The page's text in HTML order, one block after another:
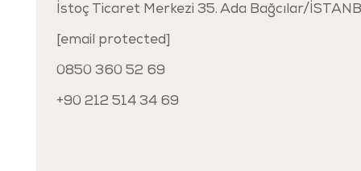
İstoç Ticaret Merkezi 35. Ada Bağcılar/
[email protected]
0850 360 52 69
+90 212 514 34 69